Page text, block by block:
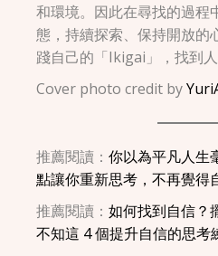
和環境。因此在尋找的過程
態，持續探索、保持開放的
踐自己的「Ikigai」，找到
Cover photo credit by
推薦閱讀：你以為平凡人生
點讓你重新思考，不再覺得
推薦閱讀：如何找到自信？
不知這 4 個提升自信的思考